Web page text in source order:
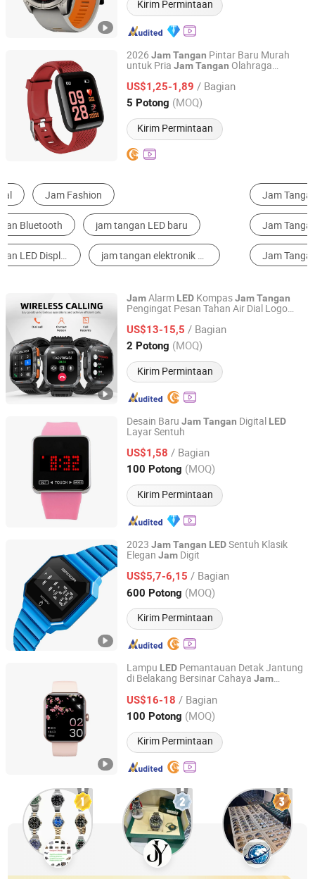
Kirim Permintaan
2026 JamTangan Pintar Baru Murah
untuk Pria JamTangan Olahraga
US$1,25-1,89 / Bagian
5 Potong (MOQ)
Kirim Permintaan
Chengdu Zhihanfa Technology Co., Ltd
Sichuan, China Harga mulai 2025
Jam Tangan Pintar
Jam Tangan Olahraga Jam Tangan Silikon
Jam Tangan Baja
JamAlarm LED KompasJamTangan
Pengingat Pesan Tahan Air Dial Logo
US$13-15,5 / Bagian
2 Potong (MOQ)
Kirim Permintaan
Shenzhen Jingyun Iot Technology Co.,Ltd
Guangdong, China Harga mulai 2022
Desain Baru JamTangan Digital LED
Layar Sentuh
US$1,58 / Bagian
100 Potong (MOQ)
Kirim Permintaan
Jinjiang Jiaxing Supply Management Co., Ltd.
Fujian, China Harga mulai 2019
2023 JamTangan LEDSentuh Klasik
Elegan Jam Digit
US$5,7-6,15 / Bagian
600 Potong (MOQ)
Kirim Permintaan
Shenzhen Sino Time Electronic Co., Limited
Guangdong, China Harga mulai 2019
Lampu LED Pemantauan Detak Jantung
di Belakang Bersinar Cahaya Jam
US$16-18 / Bagian
100 Potong (MOQ)
Kirim Permintaan
Shenzhen Foxiyao Technology Co., Limited
Guangdong, China Harga mulai 2024